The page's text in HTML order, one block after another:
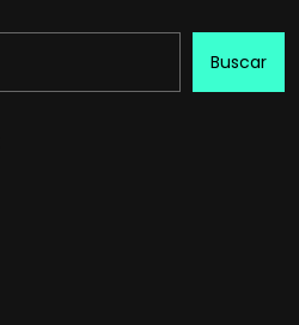
Buscar